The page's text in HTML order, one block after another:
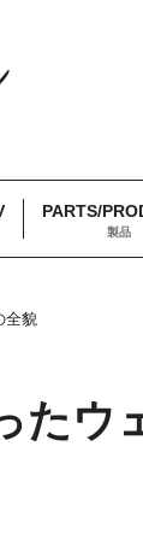
PARTS/
製品
全貌
たウ